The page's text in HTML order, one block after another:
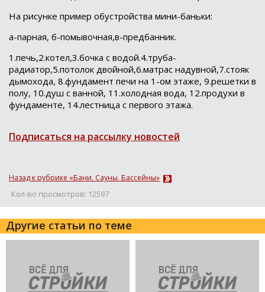
На рисунке пример обустройства мини-баньки:
а-парная, б-помывочная,в-предбанник.
1.печь,2.котел,3.бочка с водой.4.труба-
радиатор,5.потолок двойной,6.матрас надувной,7.стояк
дымохода, 8.фундамент печи на 1-ом этаже, 9.решетки в
полу, 10.душ с ванной, 11.холодная вода, 12.продухи в
фундаменте, 14.лестница с первого этажа.
Подписаться на рассылку новостей
Назад к рубрике «Бани. Сауны. Бассейны»
Кол-во просмотров: 12597
Другие статьи по теме